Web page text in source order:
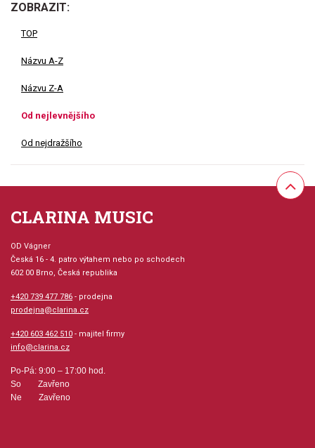
ZOBRAZIT:
TOP
Názvu A-Z
Názvu Z-A
Od nejlevnějšího
Od nejdražšího
CLARINA MUSIC
OD Vágner
Česká 16 - 4. patro výtahem nebo po schodech
602 00 Brno, Česká republika
+420 739 477 786 - prodejna
prodejna@clarina.cz
+420 603 462 510 - majitel firmy
info@clarina.cz
Po-Pá: 9:00 – 17:00 hod.
So Zavřeno
Ne Zavřeno